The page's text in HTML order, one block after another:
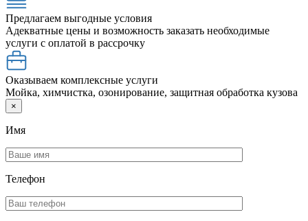
Предлагаем выгодные условия
Адекватные цены и возможность заказать необходимые
услуги с оплатой в рассрочку
Оказываем комплексные услуги
Мойка, химчистка, озонирование, защитная обработка кузова
×
Имя
Телефон